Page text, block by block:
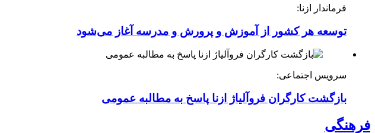
فرماندار ازنا:
توسعه هر کشور از آموزش و پرورش و مدرسه آغاز می‌شود
سرویس اجتماعی:
بازگشت کارگران فروآلیاژ ازنا پاسخ به مطالبه عمومی
فرهنگی